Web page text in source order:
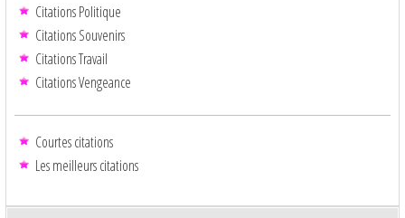
Citations Politique
Citations Souvenirs
Citations Travail
Citations Vengeance
Courtes citations
Les meilleurs citations